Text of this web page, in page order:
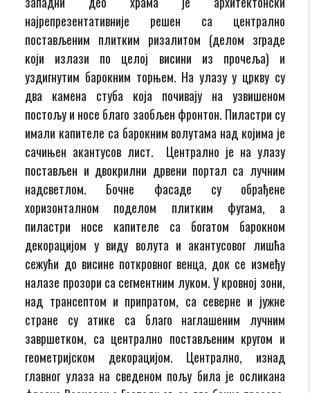
најрепрезентативније решен са централно
постављеним плитким ризалитом (делом зграде
који излази по целој висини из прочеља) и
уздигнутим барокним торњем. На улазу у цркву су
два камена стуба која почивају на узвишеном
постољу и носе благо заобљен фронтон. Пиластри су
имали капителе са барокним волутама над којима је
сачињен акантусов лист. Централно је на улазу
постављен и двокрилни дрвени портал са лучним
надсветлом. Бочне фасаде су обрађене
хоризонталном поделом плитким фугама, а
пиластри носе капителе са богатом барокном
декорацијом у виду волута и акантусовог лишћа
сежући до висине поткровног венца, док се између
налазе прозори са сегментним луком. У кровној зони,
над трансептом и припратом, са северне и јужне
стране су атике са благо наглашеним лучним
завршетком, са централно постављеним кругом и
геометријском декорацијом. Централно, изнад
главног улаза на сведеном пољу била је осликана